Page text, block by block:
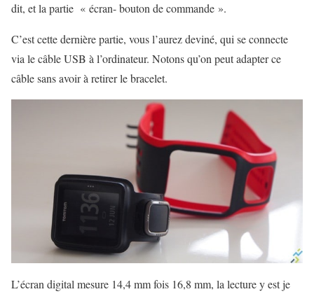
dit, et la partie « écran- bouton de commande ».
C’est cette dernière partie, vous l’aurez deviné, qui se connecte
via le câble USB à l’ordinateur. Notons qu’on peut adapter ce
câble sans avoir à retirer le bracelet.
L’écran digital mesure 14,4 mm fois 16,8 mm, la lecture y est je